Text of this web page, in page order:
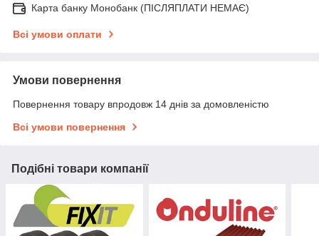
Карта банку Монобанк (ПІСЛЯПЛАТИ НЕМАЄ)
Всі умови оплати
Умови повернення
Повернення товару впродовж 14 днів за домовленістю
Всі умови повернення
Подібні товари компанії